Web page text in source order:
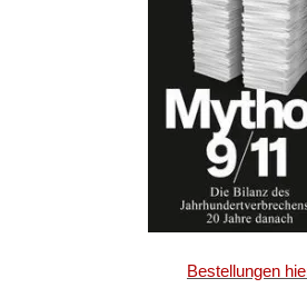
Bestellungen